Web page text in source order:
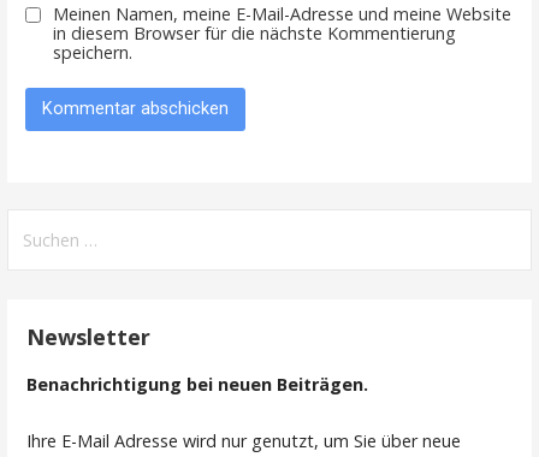
Meinen Namen, meine E-Mail-Adresse und meine Website
in diesem Browser für die nächste Kommentierung
speichern.
nach:
Newsletter
Benachrichtigung bei neuen Beiträgen.
Ihre E-Mail Adresse wird nur genutzt, um Sie über neue